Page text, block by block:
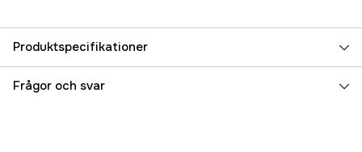
Produktspecifikationer
Referensnummer 1000002419
Frågor och svar